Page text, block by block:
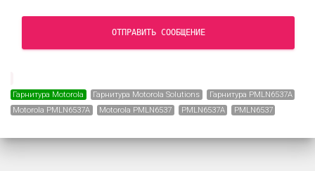
ОТПРАВИТЬ СООБЩЕНИЕ
Гарнитура Motorola Гарнитура Motorola Solutions
Гарнитура PMLN6537A
Motorola PMLN6537A
Motorola PMLN6537 PMLN6537A PMLN6537